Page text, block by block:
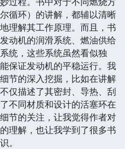
循环）的讲解，都辅以清晰
理解其工作原理。而且，书
动机的润滑系统、燃油供给
统，这些系统虽然看似独
保证发动机的平稳运行。我
节的深入挖掘，比如在讲解
仅描述了其密封、导热、刮
不同材质和设计的活塞环在
节的关注，让我觉得作者对
理解，也让我学到了很多书
。